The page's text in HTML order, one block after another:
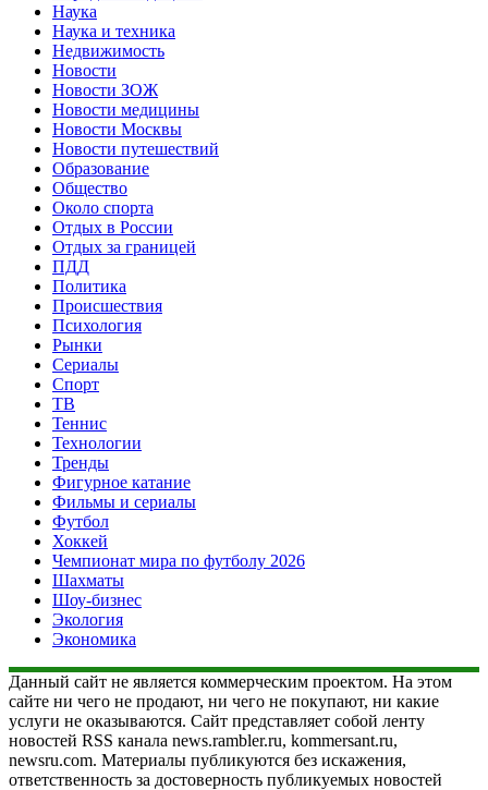
Наука
Наука и техника
Недвижимость
Новости
Новости ЗОЖ
Новости медицины
Новости Москвы
Новости путешествий
Образование
Общество
Около спорта
Отдых в России
Отдых за границей
ПДД
Политика
Происшествия
Психология
Рынки
Сериалы
Спорт
ТВ
Теннис
Технологии
Тренды
Фигурное катание
Фильмы и сериалы
Футбол
Хоккей
Чемпионат мира по футболу 2026
Шахматы
Шоу-бизнес
Экология
Экономика
Данный сайт не является коммерческим проектом. На этом
сайте ни чего не продают, ни чего не покупают, ни какие
услуги не оказываются. Сайт представляет собой ленту
новостей RSS канала news.rambler.ru, kommersant.ru,
newsru.com. Материалы публикуются без искажения,
ответственность за достоверность публикуемых новостей